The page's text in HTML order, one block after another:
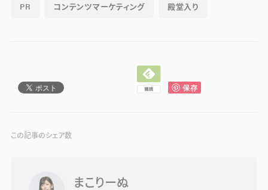
PR コンテンツマーケティング 殿堂入り
この記事のシェア数
まこりーぬ